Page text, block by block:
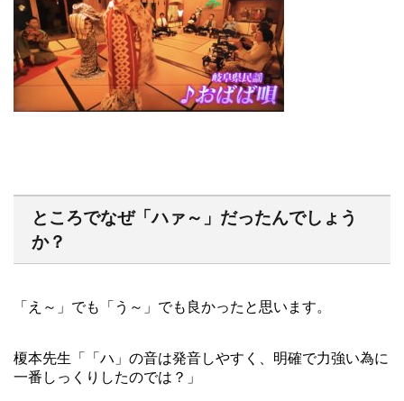
ところでなぜ「ハァ～」だったんでしょう
か？
「え～」でも「う～」でも良かったと思います。
榎本先生「「ハ」の音は発音しやすく、明確で力強い為に
一番しっくりしたのでは？」